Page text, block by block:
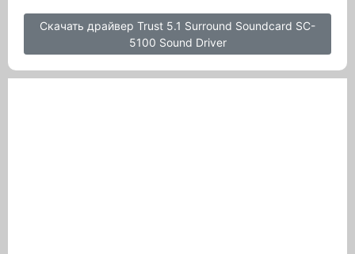
Скачать драйвер Trust 5.1 Surround Soundcard SC-
5100 Sound Driver